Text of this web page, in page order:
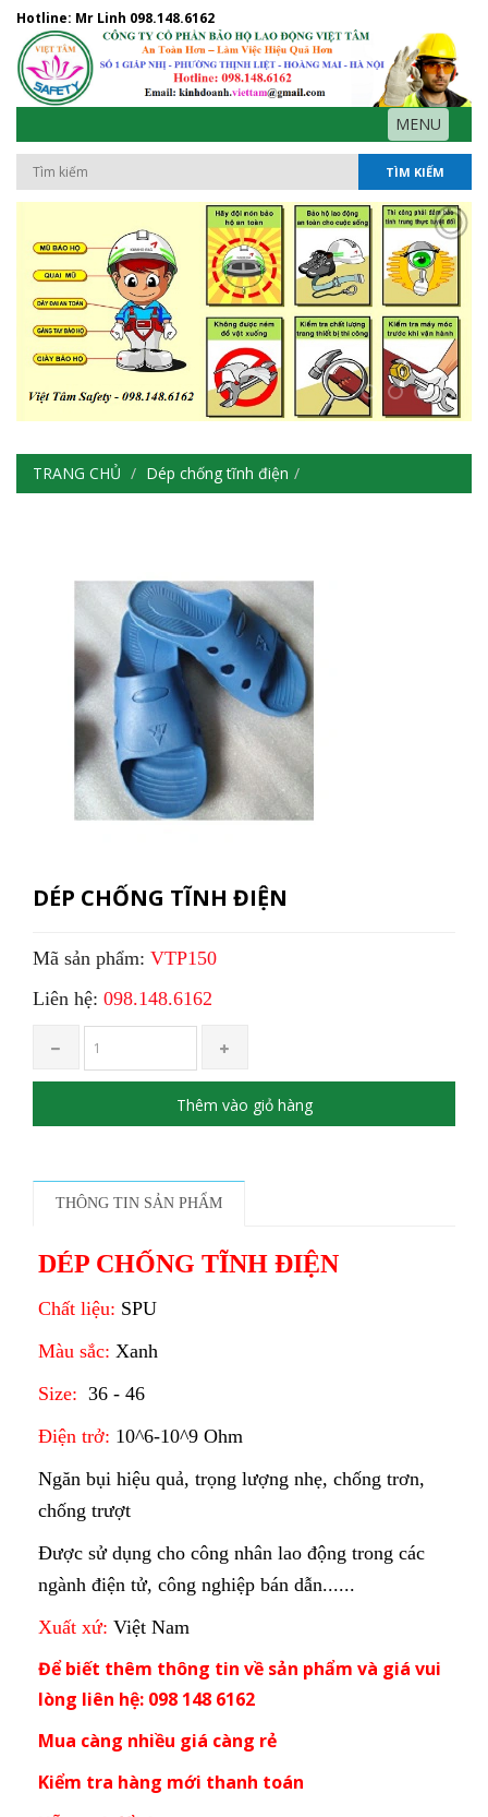
Hotline: Mr Linh 098.148.6162
MENU
TÌM KIẾM
TRANG CHỦ Dép chống tĩnh điện
DÉP CHỐNG TĨNH ĐIỆN
Mã sản phẩm: VTP150
Liên hệ: 098.148.6162
Thêm vào giỏ hàng
THÔNG TIN SẢN PHẨM
DÉP CHỐNG TĨNH ĐIỆN
Chất liệu: SPU
Màu sắc: Xanh
Size: 36 - 46
Điện trở: 10^6-10^9 Ohm
Ngăn bụi hiệu quả, trọng lượng nhẹ, chống trơn,
chống trượt
Được sử dụng cho công nhân lao động trong các
ngành điện tử, công nghiệp bán dẫn......
Xuất xứ: Việt Nam
Để biết thêm thông tin về sản phẩm và giá vui
lòng liên hệ: 098 148 6162
Mua càng nhiều giá càng rẻ
Kiểm tra hàng mới thanh toán